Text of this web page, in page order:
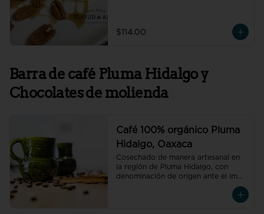
$114.00
Barra de café Pluma Hidalgo y
Chocolates de molienda
Café 100% orgánico Pluma
Hidalgo, Oaxaca
Cosechado de manera artesanal en
la región de Pluma Hidalgo, con
denominación de origen ante el impi,